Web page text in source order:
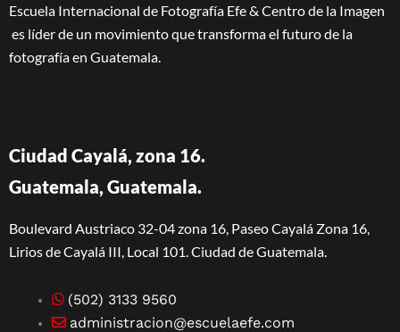
Escuela Internacional de Fotografía Efe & Centro de la Imagen
es líder de un movimiento que transforma el futuro de la
fotografía en Guatemala.
Ciudad Cayalá, zona 16.
Guatemala, Guatemala.
Boulevard Austriaco 32-04 zona 16, Paseo Cayalá Zona 16,
Lirios de Cayalá III, Local 101. Ciudad de Guatemala.
(502) 3133 9560
administracion@escuelaefe.com